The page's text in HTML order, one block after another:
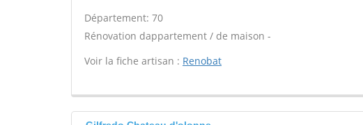
Département: 70
Rénovation dappartement / de maison -
Voir la fiche artisan : Renobat